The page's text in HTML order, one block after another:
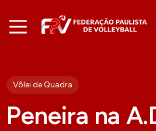
Vôlei de Quadra
Peneira na